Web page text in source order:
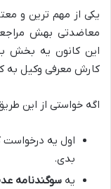
یکی از مهم ترین و
معاضدتی بهش
این کانون یه بخش
کارش معرفی وکیل به
اگه خواستی از این
اول یه
بدی.
یه سوگندنامه